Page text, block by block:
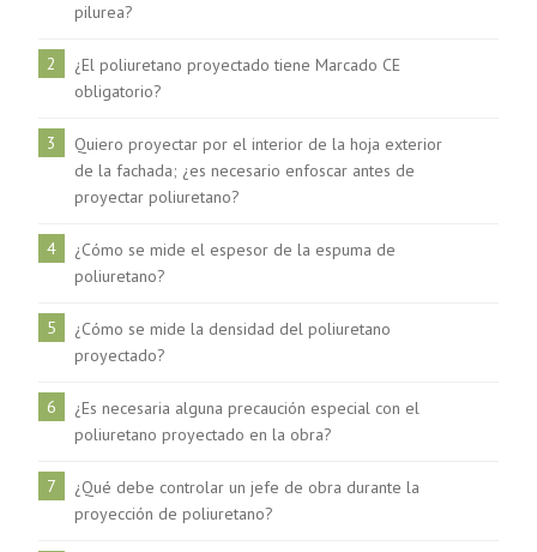
pilurea?
2
¿El poliuretano proyectado tiene Marcado CE
obligatorio?
3
Quiero proyectar por el interior de la hoja exterior
de la fachada; ¿es necesario enfoscar antes de
proyectar poliuretano?
4
¿Cómo se mide el espesor de la espuma de
poliuretano?
5
¿Cómo se mide la densidad del poliuretano
proyectado?
6
¿Es necesaria alguna precaución especial con el
poliuretano proyectado en la obra?
7
¿Qué debe controlar un jefe de obra durante la
proyección de poliuretano?